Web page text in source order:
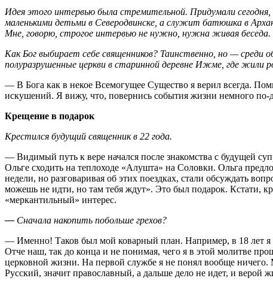
Идея этого интервью была стремительной. Придумали
маленькими детьми в Северодвинске, а служит батюшка в
Мне, говорю, строгое интервью не нужно, нужна живая беседа.
Как Бог выбирает себе священников? Таинственно, но — среди
полуразрушенные церкви в старинной деревне Ижме, где жили
— В Бога как в некое Всемогущее Существо я верил всегда.
искушений. Я вижу, что, повернись события жизни немного по-
Крещение в подарок
Крестился будущий священник в 22 года.
— Видимый путь к вере начался после знакомства с будущей
Ольге сходить на теплоходе «Алушта» на Соловки. Ольга
недели, но разговаривая об этих поездках, стали обсуждать
можешь не идти, но там тебя ждут». Это был подарок. Кстати,
«меркантильный» интерес.
— Сначала накопить побольше грехов?
— Именно! Таков был мой коварный план. Например, в 18 лет я
Отче наш, так до конца и не понимая, чего я в этой молитве
церковной жизни. На первой службе я не понял вообще ничего.
Русский, значит православный, а дальше дело не идет, и верой